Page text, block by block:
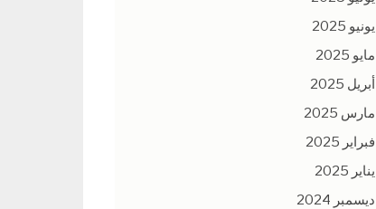
يونيو 2025
مايو 2025
أبريل 2025
مارس 2025
فبراير 2025
يناير 2025
ديسمبر 2024